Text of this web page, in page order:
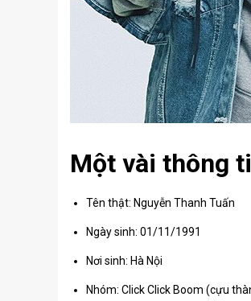
Một vài thông
Tên thật: Nguyễn Thanh Tuấn
Ngày sinh: 01/11/1991
Nơi sinh: Hà Nội
Nhóm: Click Click Boom (cựu